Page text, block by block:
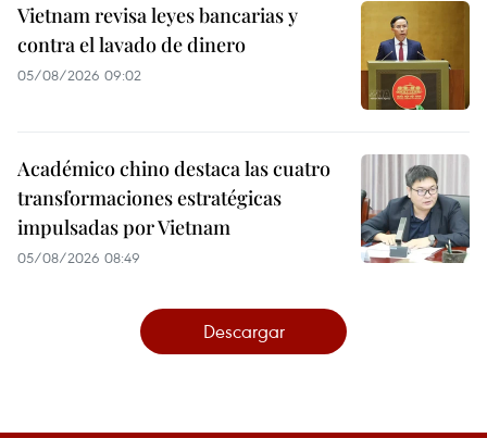
Vietnam revisa leyes bancarias y
contra el lavado de dinero
05/08/2026 09:02
Académico chino destaca las cuatro
transformaciones estratégicas
impulsadas por Vietnam
05/08/2026 08:49
Descargar